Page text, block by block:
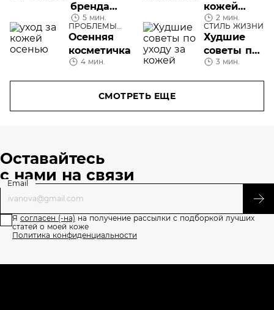
бренда
Shu
Uemura
5 мин.
кожей
после
вечеринки:
5 средств,
которые
2 мин.
ПРОБЛЕМЫ
КОЖИ ЛИЦА
Осенняя
косметичка
4 мин.
СТИЛЬ ЖИЗНИ
Худшие
советы по
уходу за
3 мин.
СМОТРЕТЬ ЕЩЕ
Оставайтесь
с нами на связи
Email
Я согласен (-на) на получение рассылки с подборкой лучших
статей о моей коже
Политика конфиденциальности